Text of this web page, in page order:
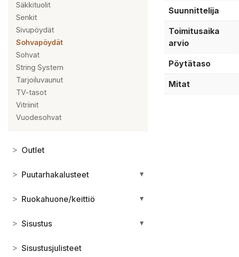
Säkkituolit
Senkit
Sivupöydät
Sohvapöydät
Sohvat
String System
Tarjoiluvaunut
TV-tasot
Vitriinit
Vuodesohvat
> Outlet
> Puutarhakalusteet ▼
> Ruokahuone/keittiö ▼
> Sisustus ▼
> Sisustusjulisteet
Suunnittelija
Toimitusaika
arvio
Pöytätaso
Mitat